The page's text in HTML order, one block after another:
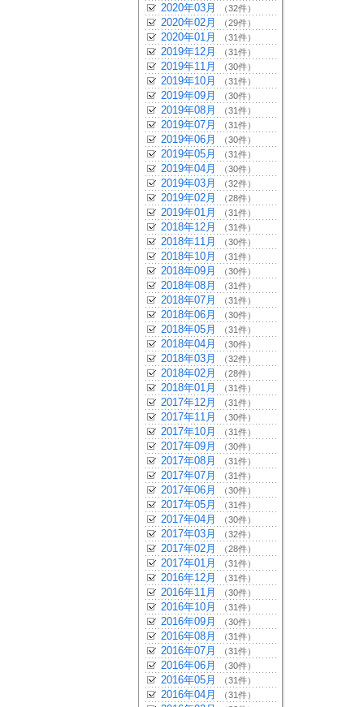
2020年03月 （32件）
2020年02月 （29件）
2020年01月 （31件）
2019年12月 （31件）
2019年11月 （30件）
2019年10月 （31件）
2019年09月 （30件）
2019年08月 （31件）
2019年07月 （31件）
2019年06月 （30件）
2019年05月 （31件）
2019年04月 （30件）
2019年03月 （32件）
2019年02月 （28件）
2019年01月 （31件）
2018年12月 （31件）
2018年11月 （30件）
2018年10月 （31件）
2018年09月 （30件）
2018年08月 （31件）
2018年07月 （31件）
2018年06月 （30件）
2018年05月 （31件）
2018年04月 （30件）
2018年03月 （32件）
2018年02月 （28件）
2018年01月 （31件）
2017年12月 （31件）
2017年11月 （30件）
2017年10月 （31件）
2017年09月 （30件）
2017年08月 （31件）
2017年07月 （31件）
2017年06月 （30件）
2017年05月 （31件）
2017年04月 （30件）
2017年03月 （32件）
2017年02月 （28件）
2017年01月 （31件）
2016年12月 （31件）
2016年11月 （30件）
2016年10月 （31件）
2016年09月 （30件）
2016年08月 （31件）
2016年07月 （31件）
2016年06月 （30件）
2016年05月 （31件）
2016年04月 （31件）